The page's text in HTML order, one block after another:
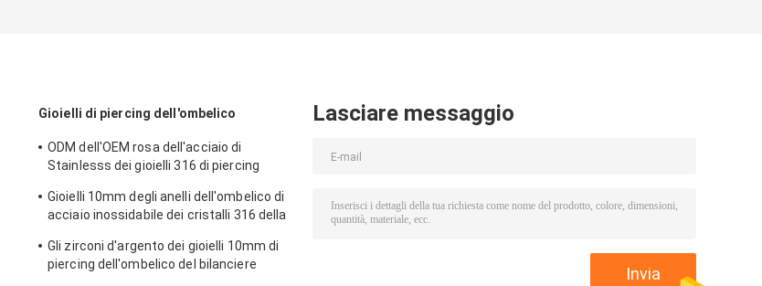
Gioielli di piercing dell'ombelico
ODM dell'OEM rosa dell'acciaio di
Stainlesss dei gioielli 316 di piercing
Gioielli 10mm degli anelli dell'ombelico di
acciaio inossidabile dei cristalli 316 della
Gli zirconi d'argento dei gioielli 10mm di
piercing dell'ombelico del bilanciere
Lasciare messaggio